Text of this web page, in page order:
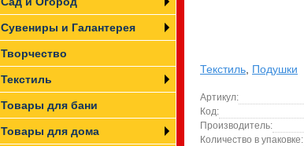
Сувениры и Галантерея
Творчество
Текстиль
Товары для бани
Товары для дома
Текстиль Подушки
Артикул:
Код:
Производитель:
Количество в упаковке: